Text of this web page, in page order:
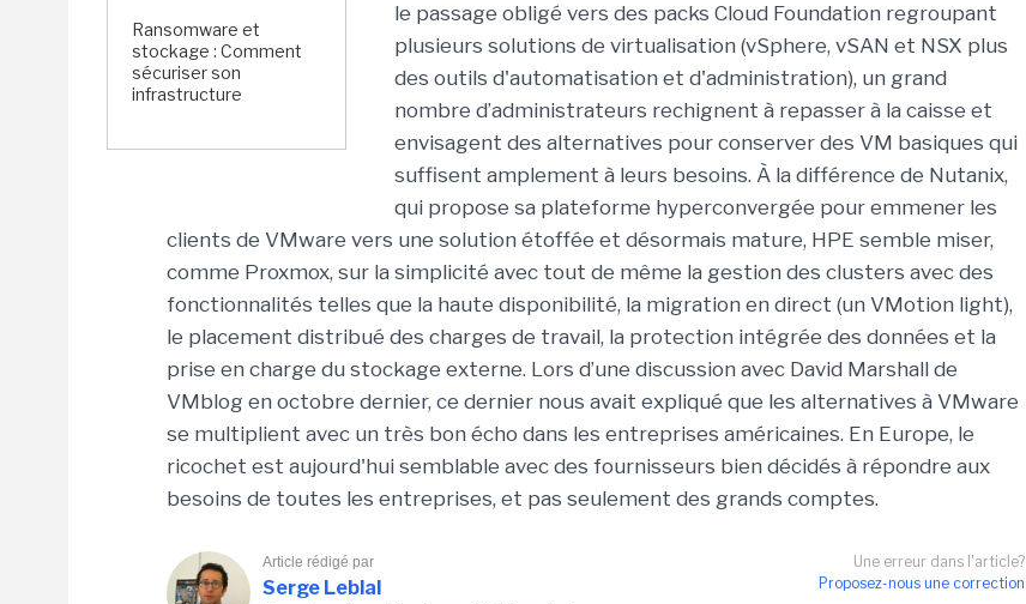
Ransomware et
stockage : Comment
sécuriser son
infrastructure
le passage obligé vers des packs Cloud Foundation regroupant
plusieurs solutions de virtualisation (vSphere, vSAN et NSX plus
des outils d'automatisation et d'administration), un grand
nombre d’administrateurs rechignent à repasser à la caisse et
envisagent des alternatives pour conserver des VM basiques qui
suffisent amplement à leurs besoins. À la différence de Nutanix,
qui propose sa plateforme hyperconvergée pour emmener les
clients de VMware vers une solution étoffée et désormais mature, HPE semble miser,
comme Proxmox, sur la simplicité avec tout de même la gestion des clusters avec des
fonctionnalités telles que la haute disponibilité, la migration en direct (un VMotion light),
le placement distribué des charges de travail, la protection intégrée des données et la
prise en charge du stockage externe. Lors d’une discussion avec David Marshall de
VMblog en octobre dernier, ce dernier nous avait expliqué que les alternatives à VMware
se multiplient avec un très bon écho dans les entreprises américaines. En Europe, le
ricochet est aujourd'hui semblable avec des fournisseurs bien décidés à répondre aux
besoins de toutes les entreprises, et pas seulement des grands comptes.
Une erreur dans l'article?
Proposez-nous une correction
Article rédigé par
Serge Leblal